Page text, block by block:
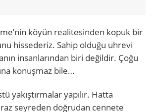
köyün realitesinden kopuk bir
hissederiz. Sahip olduğu uhrevi
insanlarından biri değildir. Çoğu
konuşmaz bile…
yakıştırmalar yapılır. Hatta
seyreden doğrudan cennete